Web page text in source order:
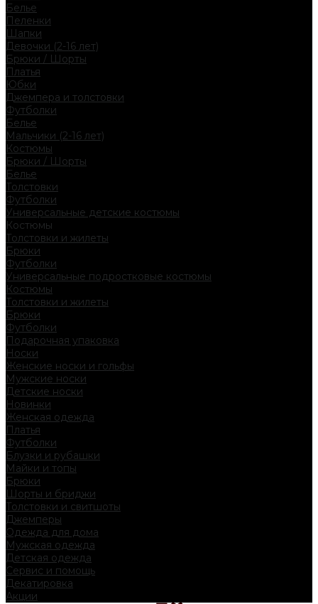
Белье
Пеленки
Шапки
Девочки (2-16 лет)
Брюки / Шорты
Платья
Юбки
Джемпера и толстовки
Футболки
Белье
Мальчики (2-16 лет)
Костюмы
Брюки / Шорты
Белье
Толстовки
Футболки
Универсальные детские костюмы
Костюмы
Толстовки и жилеты
Брюки
Футболки
Универсальные подростковые костюмы
Костюмы
Толстовки и жилеты
Брюки
Футболки
Подарочная упаковка
Носки
Женские носки и гольфы
Мужские носки
Детские носки
Новинки
Женская одежда
Платья
Футболки
Блузки и рубашки
Майки и топы
Брюки
Шорты и бриджи
Толстовки и свитшоты
Джемперы
Одежда для дома
Мужская одежда
Детская одежда
Сервис и помощь
Декатировка
Акции